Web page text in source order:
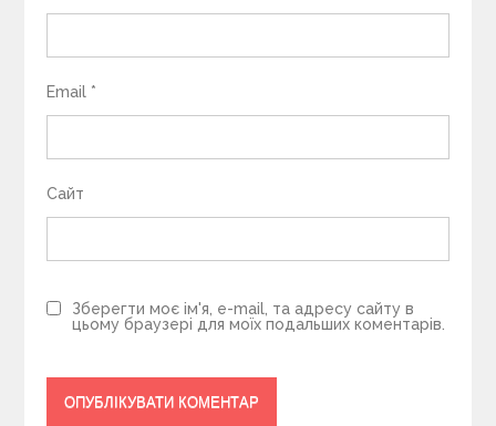
Email *
Сайт
Зберегти моє ім'я, e-mail, та адресу сайту в
цьому браузері для моїх подальших коментарів.